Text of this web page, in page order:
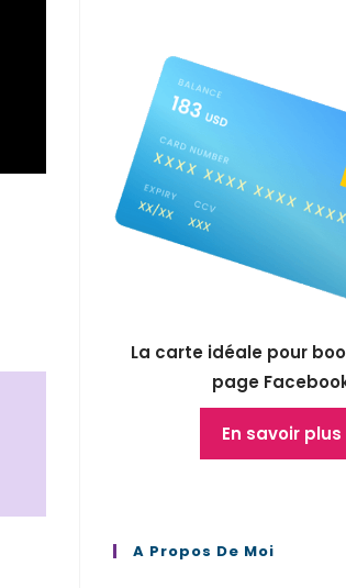
La carte idéale pour
page
En savoir plus
A Propos De Moi